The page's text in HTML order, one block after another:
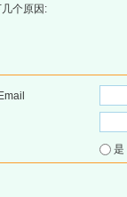
个原因:
Email